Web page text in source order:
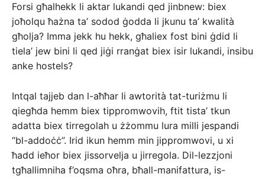
Forsi għalhekk li aktar lukandi qed jinbnew: biex
joħolqu ħażna ta’ sodod ġodda li jkunu ta’ kwalità
għolja? Imma jekk hu hekk, għaliex fost bini ġdid li
tiela’ jew bini li qed jiġi rranġat biex isir lukandi, insibu
anke hostels?
Intqal tajjeb dan l-aħħar li awtorità tat-turiżmu li
qiegħda hemm biex tippromwovih, ftit tista’ tkun
adatta biex tirregolah u żżommu lura milli jespandi
“bl-addoċċ”. Irid ikun hemm min jippromwovi, u xi
ħadd ieħor biex jissorvelja u jirregola. Dil-lezzjoni
tgħallimniha f’oqsma oħra, bħall-manifattura, is-